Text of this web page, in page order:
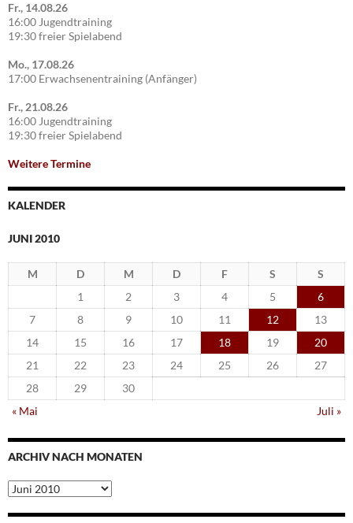
Fr., 14.08.26
16:00 Jugendtraining
19:30 freier Spielabend
Mo., 17.08.26
17:00 Erwachsenentraining (Anfänger)
Fr., 21.08.26
16:00 Jugendtraining
19:30 freier Spielabend
Weitere Termine
KALENDER
JUNI 2010
M D M D F S
S
1
2 3 4 5
6
7
8 9 10 11 12
13
14
15 16 17 18 19
20
21
22 23 24 25 26
27
28
29
30
« Mai
Juli »
ARCHIV NACH MONATEN
Archiv
nach
Monaten